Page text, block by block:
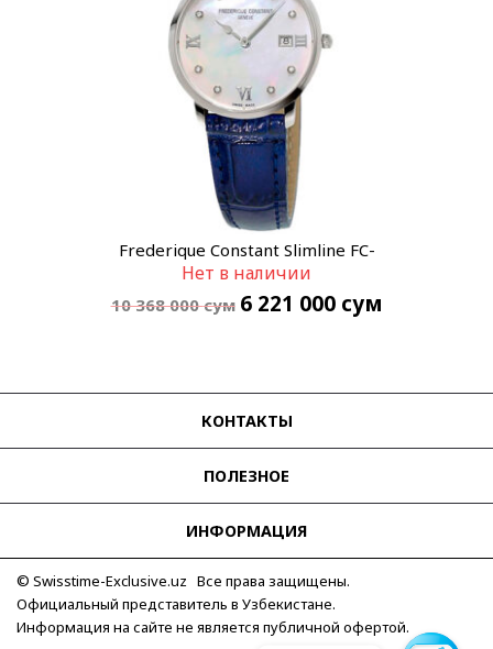
Frederique Constant Slimline FC-
220MPWD3S6
Нет в наличии
10 368 000сум 6 221 000 сум
КОНТАКТЫ
ПОЛЕЗНОЕ
ИНФОРМАЦИЯ
© Swisstime-Exclusive.uz Все права защищены.
Официальный представитель в Узбекистане.
Информация на сайте не является публичной офертой.Telegram